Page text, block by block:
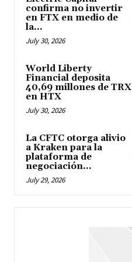
confirma no invertir
en FTX en medio de
la...
July 30, 2026
World Liberty
Financial deposita
40,69 millones de TRX
en HTX
July 30, 2026
La CFTC otorga alivio
a Kraken para la
plataforma de
negociación...
July 29, 2026